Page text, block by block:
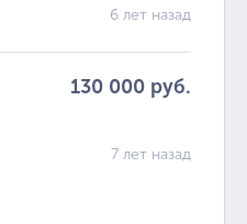
6 лет назад
130 000 руб.
7 лет назад